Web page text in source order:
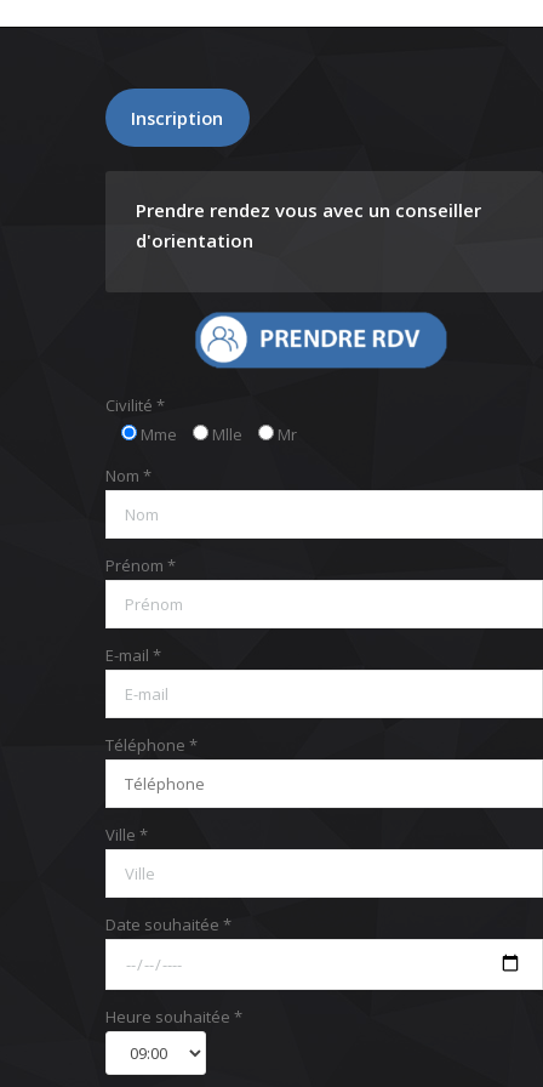
Inscription
Prendre rendez vous avec un conseiller
d'orientation
Civilité *
Mme
Mlle
Mr
Nom *
Prénom *
E-mail *
Téléphone *
Ville *
Date souhaitée *
Heure souhaitée *